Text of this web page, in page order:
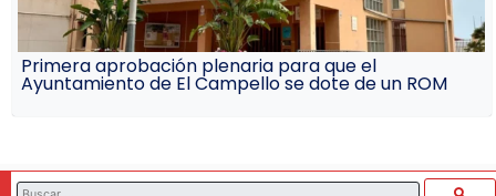
Primera aprobación plenaria para que el
Ayuntamiento de El Campello se dote de un ROM